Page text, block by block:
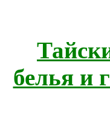
белья и